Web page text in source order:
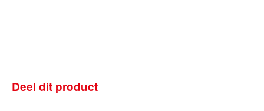
Deel dit product